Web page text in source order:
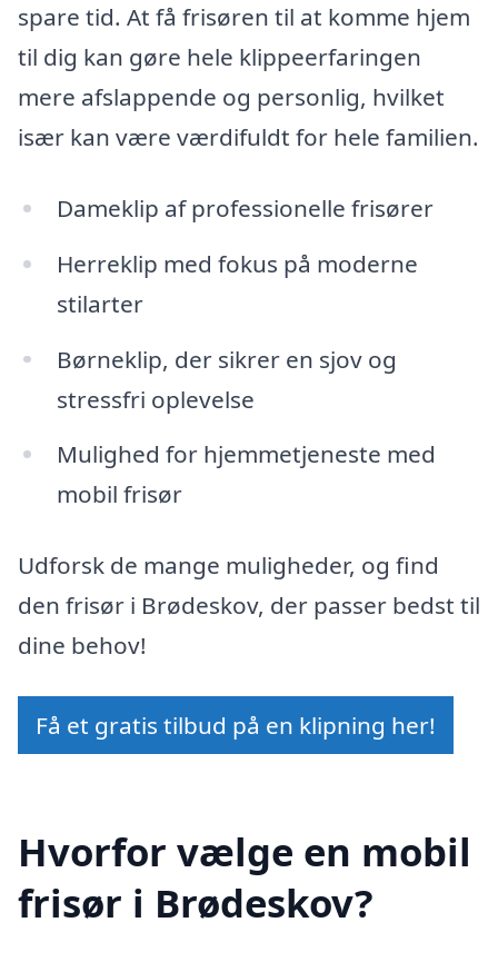
spare tid. At få frisøren til at komme hjem
til dig kan gøre hele klippeerfaringen
mere afslappende og personlig, hvilket
især kan være værdifuldt for hele familien.
Dameklip af professionelle frisører
Herreklip med fokus på moderne
stilarter
Børneklip, der sikrer en sjov og
stressfri oplevelse
Mulighed for hjemmetjeneste med
mobil frisør
Udforsk de mange muligheder, og find
den frisør i Brødeskov, der passer bedst til
dine behov!
Få et gratis tilbud på en klipning her!
Hvorfor vælge en mobil
frisør i Brødeskov?